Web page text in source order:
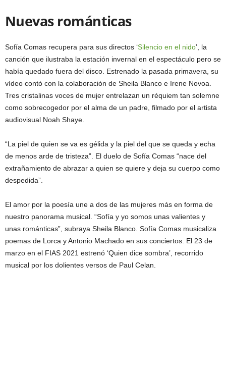
Nuevas románticas
Sofía Comas recupera para sus directos ‘Silencio en el nido’, la
canción que ilustraba la estación invernal en el espectáculo pero se
había quedado fuera del disco. Estrenado la pasada primavera, su
vídeo contó con la colaboración de Sheila Blanco e Irene Novoa.
Tres cristalinas voces de mujer entrelazan un réquiem tan solemne
como sobrecogedor por el alma de un padre, filmado por el artista
audiovisual Noah Shaye.
“La piel de quien se va es gélida y la piel del que se queda y echa
de menos arde de tristeza”. El duelo de Sofía Comas “nace del
extrañamiento de abrazar a quien se quiere y deja su cuerpo como
despedida”.
El amor por la poesía une a dos de las mujeres más en forma de
nuestro panorama musical. “Sofía y yo somos unas valientes y
unas románticas”, subraya Sheila Blanco. Sofía Comas musicaliza
poemas de Lorca y Antonio Machado en sus conciertos. El 23 de
marzo en el FIAS 2021 estrenó ‘Quien dice sombra’, recorrido
musical por los dolientes versos de Paul Celan.